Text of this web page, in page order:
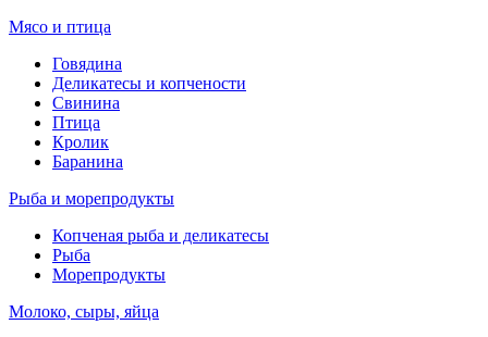
Мясо и птица
Говядина
Деликатесы и копчености
Свинина
Птица
Кролик
Баранина
Рыба и морепродукты
Копченая рыба и деликатесы
Рыба
Морепродукты
Молоко, сыры, яйца